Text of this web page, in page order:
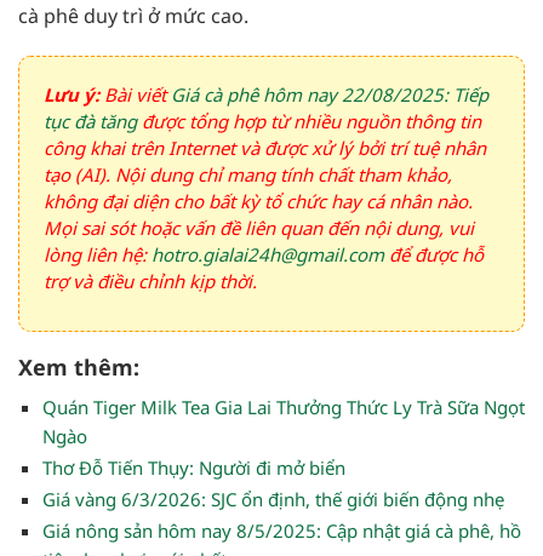
cà phê duy trì ở mức cao.
Lưu ý:Bài viết Giá cà phê hôm nay 22/08/2025: Tiếp
tục đà tăngđược tổng hợp từ nhiều nguồn thông tin
công khai trên Internet và được xử lý bởi trí tuệ nhân
tạo (AI). Nội dung chỉ mang tính chất tham khảo,
không đại diện cho bất kỳ tổ chức hay cá nhân nào.
Mọi sai sót hoặc vấn đề liên quan đến nội dung, vui
lòng liên hệ: hotro.gialai24h@gmail.comđể được hỗ
trợ và điều chỉnh kịp thời.
Xem thêm:
Quán Tiger Milk Tea Gia Lai Thưởng Thức Ly Trà Sữa Ngọt
Ngào
Thơ Đỗ Tiến Thụy: Người đi mở biển
Giá vàng 6/3/2026: SJC ổn định, thế giới biến động nhẹ
Giá nông sản hôm nay 8/5/2025: Cập nhật giá cà phê, hồ